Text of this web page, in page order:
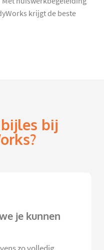
krijgt de beste
bij
je kunnen